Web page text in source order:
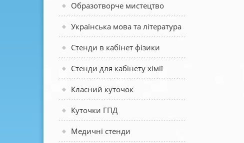
Образотворче мистецтво
Українська мова та література
Стенди в кабінет фізики
Стенди для кабінету хімії
Класний куточок
Куточки ГПД
Медичні стенди